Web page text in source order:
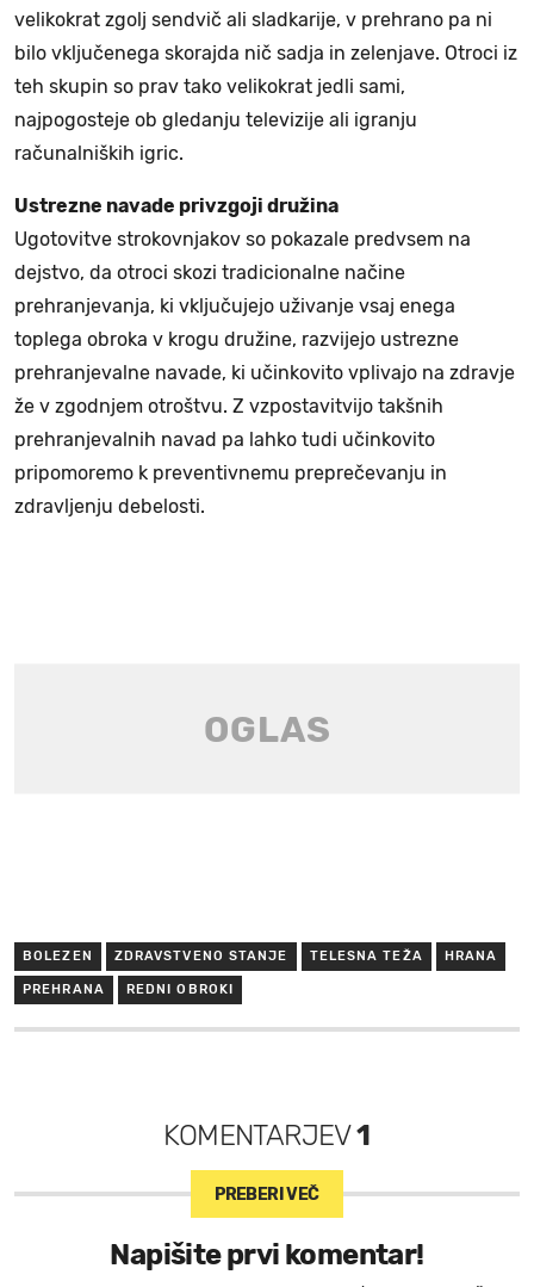
velikokrat zgolj sendvič ali sladkarije, v prehrano pa ni
bilo vključenega skorajda nič sadja in zelenjave. Otroci iz
teh skupin so prav tako velikokrat jedli sami,
najpogosteje ob gledanju televizije ali igranju
računalniških igric.
Ustrezne navade privzgoji družina
Ugotovitve strokovnjakov so pokazale predvsem na
dejstvo, da otroci skozi tradicionalne načine
prehranjevanja, ki vključujejo uživanje vsaj enega
toplega obroka v krogu družine, razvijejo ustrezne
prehranjevalne navade, ki učinkovito vplivajo na zdravje
že v zgodnjem otroštvu. Z vzpostavitvijo takšnih
prehranjevalnih navad pa lahko tudi učinkovito
pripomoremo k preventivnemu preprečevanju in
zdravljenju debelosti.
BOLEZEN ZDRAVSTVENO STANJE TELESNA TEŽA HRANA
PREHRANA REDNI OBROKI
KOMENTARJEV1
PREBERI VEČ
Napišite prvi komentar!